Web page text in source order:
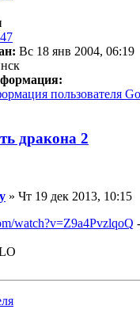
Вс 18 янв 2004, 06:19
пользователя
дракона 2
» Чт 19 дек 2013, 10:15
watch?v=Z9a4PvzlqoQ